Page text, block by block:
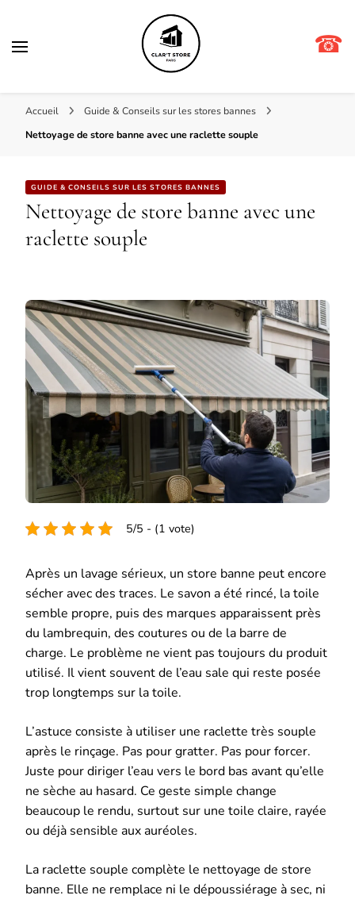
☎
Accueil
Guide & Conseils sur les stores bannes
Nettoyage de store banne avec une raclette souple
GUIDE & CONSEILS SUR LES STORES BANNES
Nettoyage de store banne avec une
raclette souple
5/5 - (1 vote)
Après un lavage sérieux, un store banne peut encore
sécher avec des traces. Le savon a été rincé, la toile
semble propre, puis des marques apparaissent près
du lambrequin, des coutures ou de la barre de
charge. Le problème ne vient pas toujours du produit
utilisé. Il vient souvent de l’eau sale qui reste posée
trop longtemps sur la toile.
L’astuce consiste à utiliser une raclette très souple
après le rinçage. Pas pour gratter. Pas pour forcer.
Juste pour diriger l’eau vers le bord bas avant qu’elle
ne sèche au hasard. Ce geste simple change
beaucoup le rendu, surtout sur une toile claire, rayée
ou déjà sensible aux auréoles.
La raclette souple complète le nettoyage de store
banne. Elle ne remplace ni le dépoussiérage à sec, ni